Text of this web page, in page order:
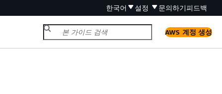
한국어 설정 문의하기피드백
AWS 계정 생성